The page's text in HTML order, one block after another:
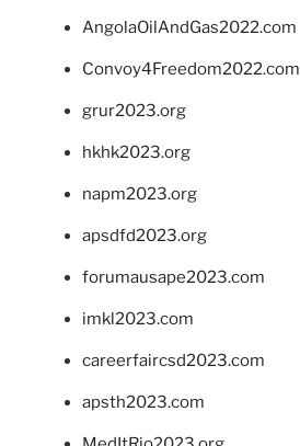
AngolaOilAndGas2022.com
Convoy4Freedom2022.com
grur2023.org
hkhk2023.org
napm2023.org
apsdfd2023.org
forumausape2023.com
imkl2023.com
careerfaircsd2023.com
apsth2023.com